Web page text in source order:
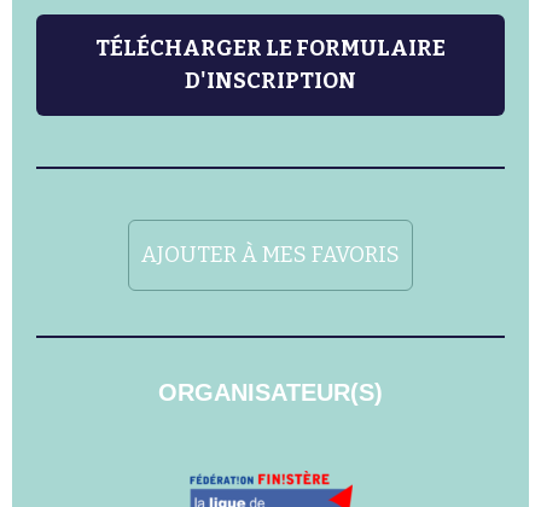
TÉLÉCHARGER LE FORMULAIRE
D'INSCRIPTION
AJOUTER À MES FAVORIS
ORGANISATEUR(S)